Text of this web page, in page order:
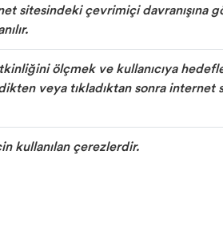
sitesindeki çevrimiçi davranışına
ölçmek ve kullanıcıya
veya tıkladıktan sonra internet
kullanılan çerezlerdir.